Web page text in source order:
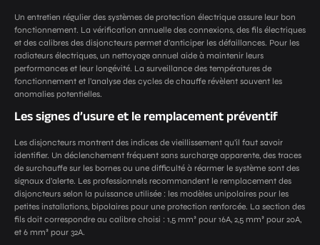
Un entretien régulier des systèmes de protection électrique assure leur bon
fonctionnement. La vérification annuelle des connexions, des fils électriques
et des calibres des disjoncteurs permet d’anticiper les défaillances. Pour les
radiateurs électriques, un nettoyage annuel aide à maintenir leurs
performances et leur longévité. La surveillance des températures de
fonctionnement et l’analyse des cycles de chauffe révèlent souvent les
anomalies potentielles.
Les signes d’usure et le remplacement préventif
Les disjoncteurs montrent des indices de vieillissement qu’il faut savoir
identifier. Un déclenchement fréquent sans surcharge apparente, des traces
de surchauffe sur les bornes ou une difficulté à réarmer le système sont des
signaux d’alerte. Les professionnels recommandent le remplacement des
disjoncteurs selon la puissance utilisée : les modèles unipolaires pour les
petites installations, bipolaires pour une protection renforcée. La section des
fils doit correspondre au calibre choisi : 1,5 mm² pour 16A, 2,5 mm² pour 20A,
et 6 mm² pour 32A.